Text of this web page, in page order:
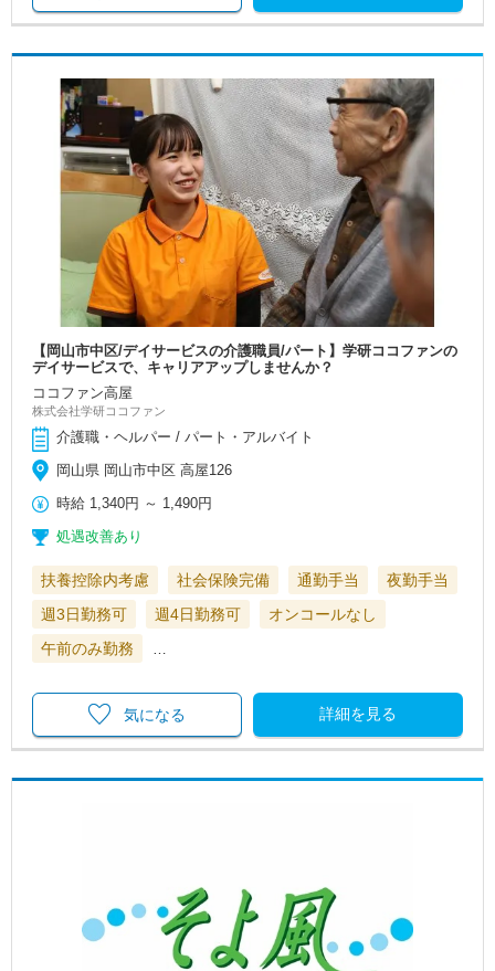
【岡山市中区/デイサービスの介護職員/パート】学研ココファンの
デイサービスで、キャリアアップしませんか？
ココファン高屋
株式会社学研ココファン
介護職・ヘルパー / パート・アルバイト
岡山県 岡山市中区 高屋126
時給 1,340円 ～ 1,490円
処遇改善あり
扶養控除内考慮 社会保険完備 通勤手当
夜勤手当
週3日勤務可
週4日勤務可
オンコールなし
午前のみ勤務
…
詳細を見る
気になる